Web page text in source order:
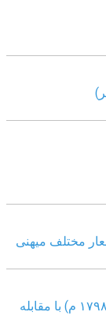
مختلف میهنی
تالیف امام الدین حسینی در سنه ۱۲۱۳ هجری ( ۱۷۹۸ م) با مقابله